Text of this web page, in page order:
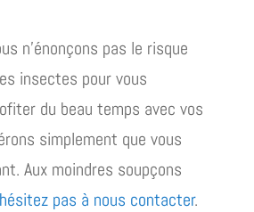
n’énonçons pas le risque
insectes pour vous
du beau temps avec vos
simplement que vous
Aux moindres soupçons
pas à nous contacter.